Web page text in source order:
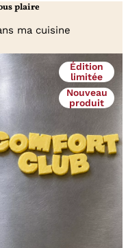
plaire
ma cuisine
Édition
limitée
Nouveau
produit